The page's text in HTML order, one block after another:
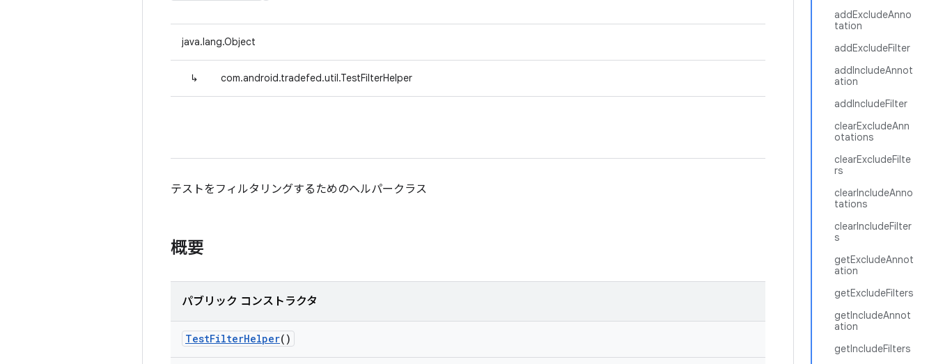
addExcludeAnno
tation
addExcludeFilter
addIncludeAnnot
ation
addIncludeFilter
clearExcludeAnn
otations
clearExcludeFilte
rs
clearIncludeAnno
tations
clearIncludeFilter
s
getExcludeAnnot
ation
getExcludeFilters
getIncludeAnnot
ation
getIncludeFilters
java.lang.Object
↳ com.android.tradefed.util.TestFilterHelper
テストをフィルタリングするためのヘルパークラス
概要
パブリック コンストラクタ
TestFilterHelper()